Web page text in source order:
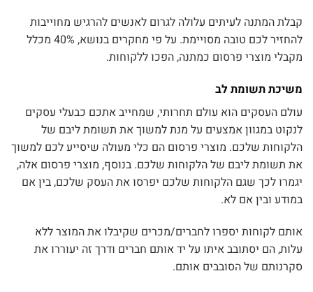
קבלת המתנה לעיתים עלולה לגרום לאנשים להרגיש מחוייבות
להחזיר לכם טובה מסויימת. על פי מחקרים בנושא, 40% מכלל
מקבלי מוצרי פרסום כמתנה, הפכו ללקוחות.
משיכת תשומת לב
עולם העסקים הוא עולם תחרותי, שמחייב אתכם כבעלי עסקים
לנקוט במגוון אמצעים על מנת למשוך את תשומת ליבם של
הלקוחות שלכם. מוצרי פרסום הם כלי מעולה שיסייע לכם למשוך
את תשומת ליבם של הלקוחות שלכם. בנוסף, מוצרי פרסום אלה,
יגמרו לכך שגם הלקוחות שלכם יפרסו את העסק שלכם, בין אם
במודע ובין אם לא.
אותם לקוחות יספרו לחברים/מכרים שקיבלו את המוצר ללא
עלות, הם יסתובב איתו על יד אותם חברים ודרך זה יעוררו את
סקרנותם של הסובבים אותם.